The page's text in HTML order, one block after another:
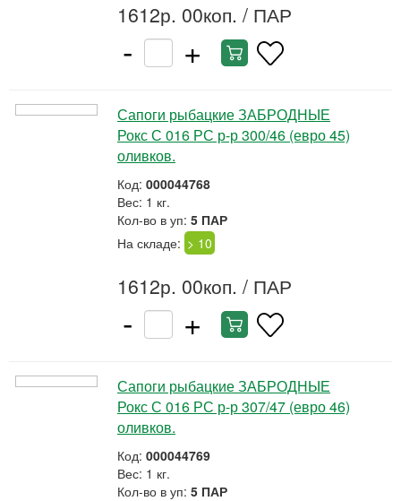
1612р. 00коп. / ПАР
- +
Сапоги рыбацкие ЗАБРОДНЫЕ
Рокс С 016 РС р-р 300/46 (евро 45)
оливков.
Код: 000044768
Вес: 1 кг.
Кол-во в уп: 5 ПАР
На складе: > 10
1612р. 00коп. / ПАР
- +
Сапоги рыбацкие ЗАБРОДНЫЕ
Рокс С 016 РС р-р 307/47 (евро 46)
оливков.
Код: 000044769
Вес: 1 кг.
Кол-во в уп: 5 ПАР